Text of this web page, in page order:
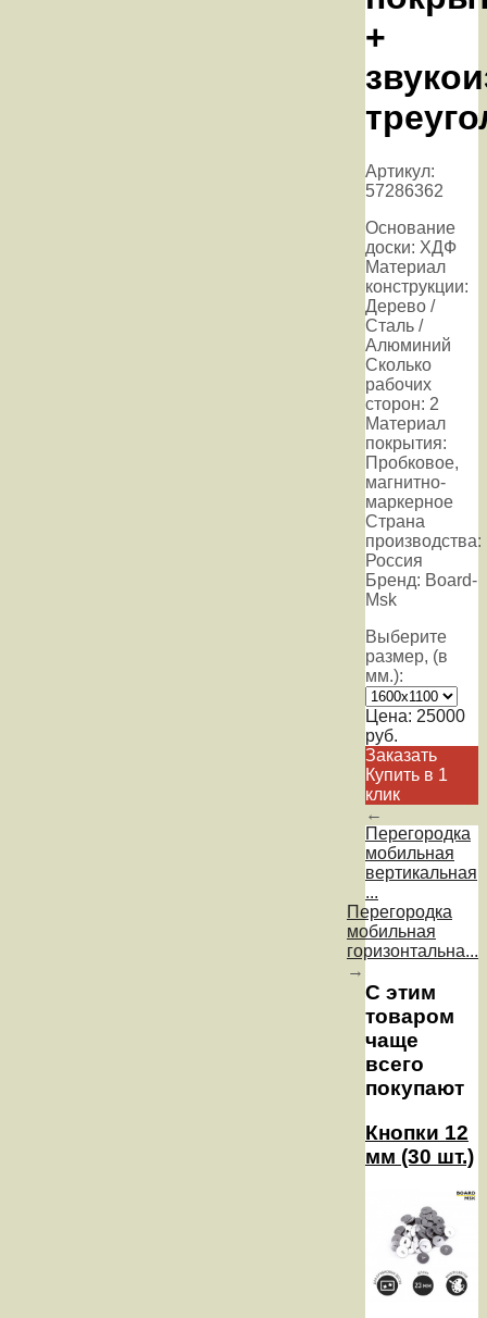
+
Артикул:
57286362
Основание
доски: ХДФ
Материал
конструкции:
Дерево /
Сталь /
Алюминий
Сколько
рабочих
сторон: 2
Материал
покрытия:
Пробковое,
магнитно-
маркерное
Страна
производства:
Россия
Бренд: Board-
Msk
Выберите
размер, (в
мм.):
Цена: 25000
руб.
Заказать
Купить в 1
клик
←
Перегородка
мобильная
вертикальная
...
Перегородка
мобильная
горизонтальна...
→
С этим
товаром
чаще
всего
покупают
Кнопки 12
мм (30 шт.)